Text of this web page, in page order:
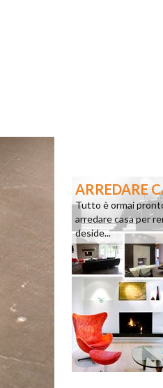
ARREDARE
Tutto è ormai
arredare casa per
deside...